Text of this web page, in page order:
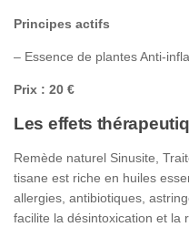
Principes actifs
– Essence de plantes Anti-
Prix : 20 €
Les effets
Remède naturel Sinusite,
tisane est riche en huiles
allergies, antibiotiques,
facilite la désintoxication et la